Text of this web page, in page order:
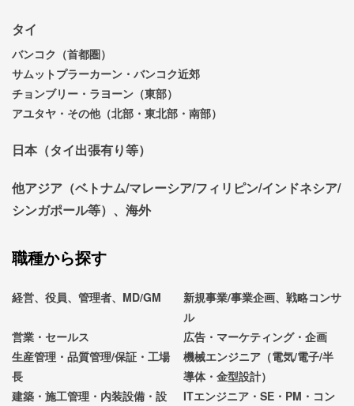
タイ
バンコク（首都圏）
サムットプラーカーン・バンコク近郊
チョンブリー・ラヨーン（東部）
アユタヤ・その他（北部・東北部・南部）
日本（タイ出張有り等）
他アジア（ベトナム/マレーシア/フィリピン/インドネシア/
シンガポール等）、海外
職種から探す
経営、役員、管理者、MD/GM
新規事業/事業企画、戦略コンサ
ル
営業・セールス
広告・マーケティング・企画
生産管理・品質管理/保証・工場
長
機械エンジニア（電気/電子/半
導体・金型設計）
建築・施工管理・内装設備・設
ITエンジニア・SE・PM・コン